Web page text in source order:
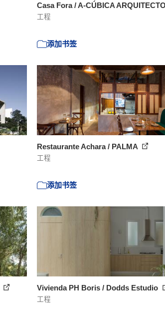
Casa Fora / A-CÚBICA
工程
添加书签
Restaurante Achara / PALMA
工程
添加书签
Vivienda PH Boris / Dodds Estudio
工程